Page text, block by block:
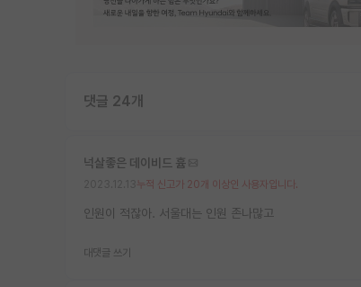
댓글 24개
넉살좋은 데이비드 흄
누적 신고가 20개 이상인 사용자입니다.
인원이 적잖아. 서울대는 인원 존나많고
대댓글 쓰기